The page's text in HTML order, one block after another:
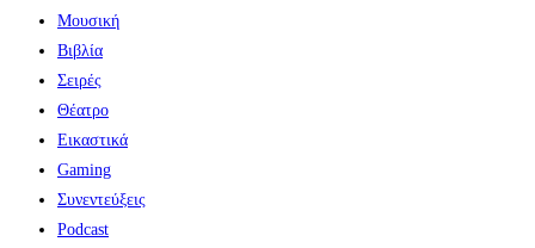
Μουσική
Βιβλία
Σειρές
Θέατρο
Εικαστικά
Gaming
Συνεντεύξεις
Podcast